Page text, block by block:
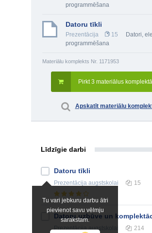
programmēšana
Datoru tīkli
Prezentācija 15
Datori,
programmēšana
Materiālu komplekts Nr. 1171953
Pirkt 3 materiālus komplektā
Apskatīt materiālu
Līdzīgie darbi
Tu vari jebkuru darbu ātri
pievienot savu vēlmju
sarakstam.
Datoru tīkli
Prezentācija augstskolai 15
Datoru uzbūve un
Prezentācijaaugstskolai 214